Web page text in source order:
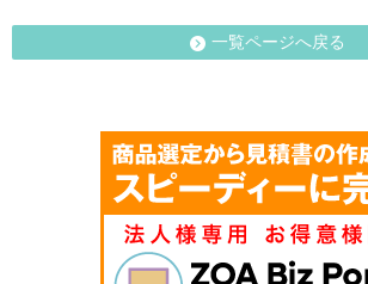
一覧ページへ戻る